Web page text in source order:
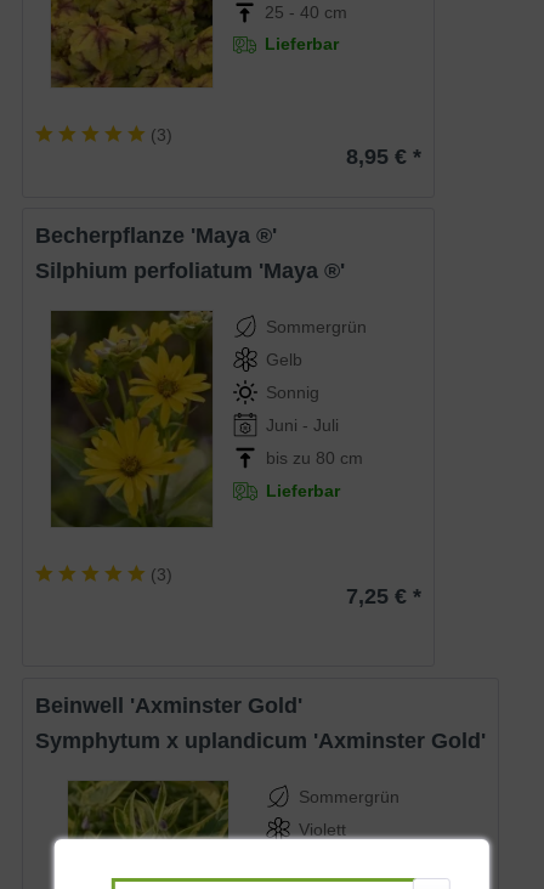
25 - 40 cm
Lieferbar
(3)
8,95 € *
Becherpflanze 'Maya ®'
Silphium perfoliatum 'Maya ®'
Sommergrün
Gelb
Sonnig
Juni - Juli
bis zu 80 cm
Lieferbar
(3)
7,25 € *
Beinwell 'Axminster Gold'
Symphytum x uplandicum 'Axminster Gold'
Sommergrün
Violett